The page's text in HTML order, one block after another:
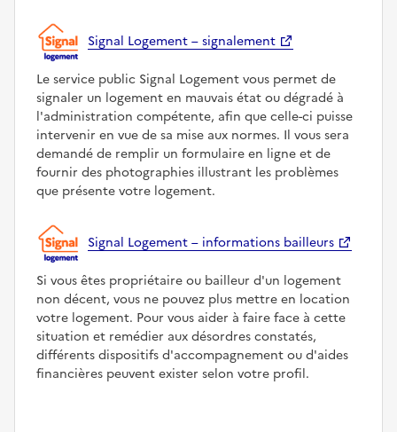
Signal Logement – signalement
Le service public Signal Logement vous permet de
signaler un logement en mauvais état ou dégradé à
l'administration compétente, afin que celle-ci puisse
intervenir en vue de sa mise aux normes. Il vous sera
demandé de remplir un formulaire en ligne et de
fournir des photographies illustrant les problèmes
que présente votre logement.
Signal Logement – informations bailleurs
Si vous êtes propriétaire ou bailleur d'un logement
non décent, vous ne pouvez plus mettre en location
votre logement. Pour vous aider à faire face à cette
situation et remédier aux désordres constatés,
différents dispositifs d'accompagnement ou d'aides
financières peuvent exister selon votre profil.